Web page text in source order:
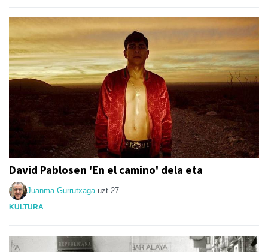
David Pablosen 'En el camino' dela eta
Juanma Gurrutxaga uzt 27
KULTURA